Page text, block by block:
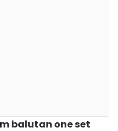
balutan one set